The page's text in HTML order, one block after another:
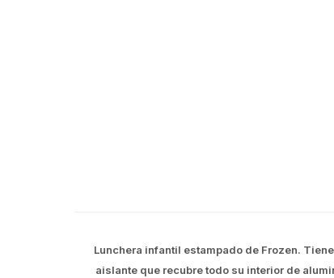
Lunchera infantil estampado de Frozen.
aislante que recubre todo su interior de